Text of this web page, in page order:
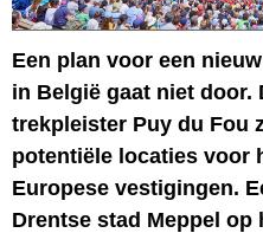
Een plan voor een
in België gaat niet door.
trekpleister Puy du Fou
potentiële locaties voor
Europese vestigingen.
Drentse stad Meppel op